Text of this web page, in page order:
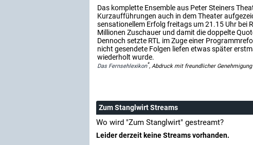
Das komplette Ensemble aus Peter Steiners
Kurzaufführungen auch in dem Theater
sensationellem Erfolg freitags um 21.15 Uhr bei
Millionen Zuschauer und damit die doppelte
Dennoch setzte RTL im Zuge einer
nicht gesendete Folgen liefen etwas später
wiederholt wurde.
Das Fernsehlexikon*, Abdruck mit freundlicher
Zum Stanglwirt Streams
Wo wird "Zum Stanglwirt" gestreamt?
Leider derzeit keine Streams vorhanden.